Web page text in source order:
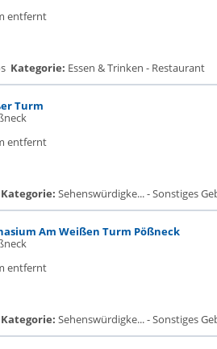
entfernt
Kategorie: Essen & Trinken - Restaurant
Turm
entfernt
Kategorie: Sehenswürdigke... - Sonstiges
Am Weißen Turm Pößneck
entfernt
Kategorie: Sehenswürdigke... - Sonstiges